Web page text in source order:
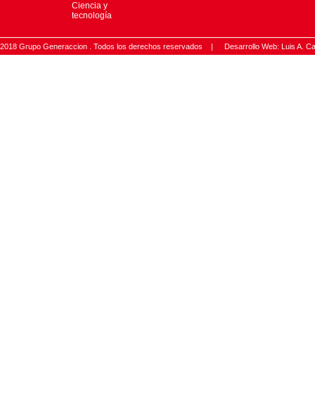
Ciencia y
tecnología
2018 Grupo Generaccion . Todos los derechos reservados | Desarrollo Web: Luis